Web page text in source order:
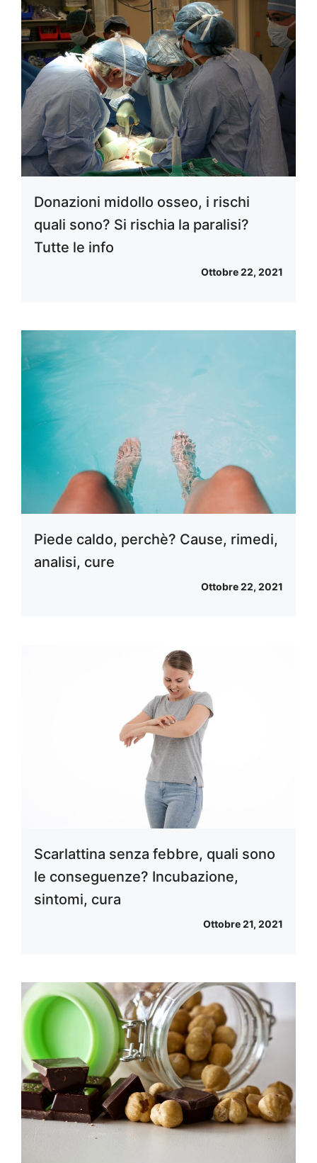
Donazioni midollo osseo, i rischi
quali sono? Si rischia la paralisi?
Tutte le info
Ottobre 22, 2021
Piede caldo, perchè? Cause, rimedi,
analisi, cure
Ottobre 22, 2021
Scarlattina senza febbre, quali sono
le conseguenze? Incubazione,
sintomi, cura
Ottobre 21, 2021